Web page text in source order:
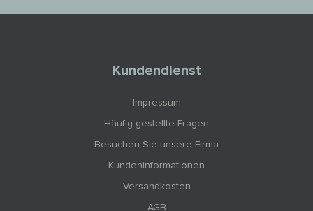
Kundendienst
Impressum
Häufig gestellte Fragen
Besuchen Sie unsere Firma
Kundeninformationen
Versandkosten
AGB